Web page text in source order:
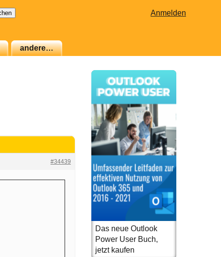
Anmelden
andere…
#34439
Das neue Outlook
Power User Buch,
jetzt kaufen